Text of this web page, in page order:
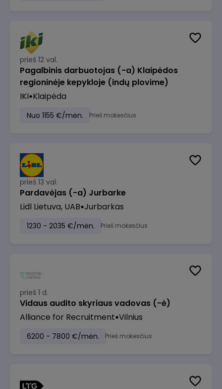
prieš 12 val.
Pagalbinis darbuotojas (-a) Klaipėdos
regioninėje kepykloje (indų plovime)
IKI Klaipėda
Nuo 1155 €/mėn. Prieš mokesčius
prieš 13 val.
Pardavėjas (-a) Jurbarke
Lidl Lietuva, UAB Jurbarkas
1230 - 2035 €/mėn. Prieš mokesčius
prieš 1 d.
Vidaus audito skyriaus vadovas (-ė)
Alliance for Recruitment Vilnius
6200 - 7800 €/mėn. Prieš mokesčius